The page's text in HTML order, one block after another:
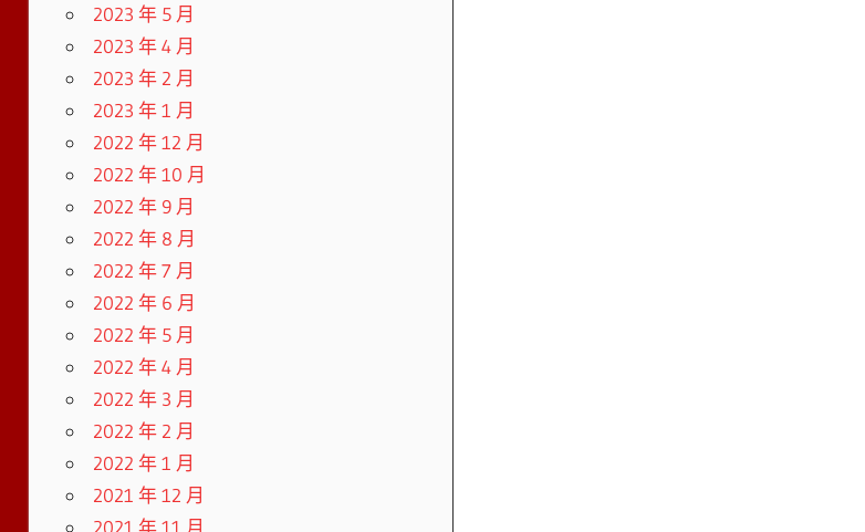
2023 年 5 月
2023 年 4 月
2023 年 2 月
2023 年 1 月
2022 年 12 月
2022 年 10 月
2022 年 9 月
2022 年 8 月
2022 年 7 月
2022 年 6 月
2022 年 5 月
2022 年 4 月
2022 年 3 月
2022 年 2 月
2022 年 1 月
2021 年 12 月
2021 年 11 月